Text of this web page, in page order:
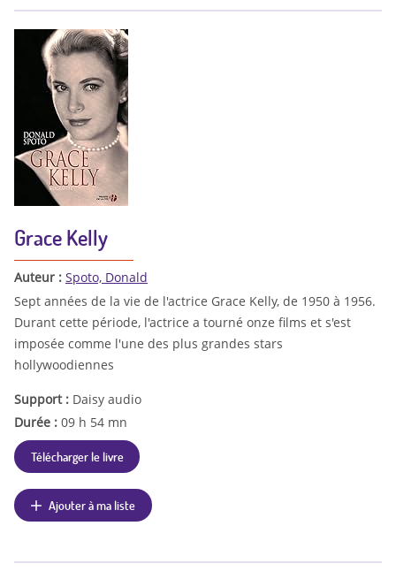
Grace Kelly
Auteur : Spoto, Donald
Sept années de la vie de l'actrice Grace Kelly, de 1950 à 1956.
Durant cette période, l'actrice a tourné onze films et s'est
imposée comme l'une des plus grandes stars
hollywoodiennes
Support : Daisy audio
Durée : 09 h 54 mn
Télécharger le livre
Ajouter à ma liste